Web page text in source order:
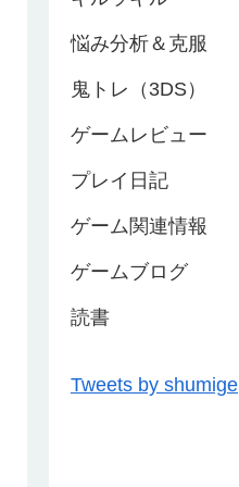
悩み分析＆克服
鬼トレ（3DS）
ゲームレビュー
プレイ日記
ゲーム関連情報
ゲームブログ
読書
Tweets by shumige